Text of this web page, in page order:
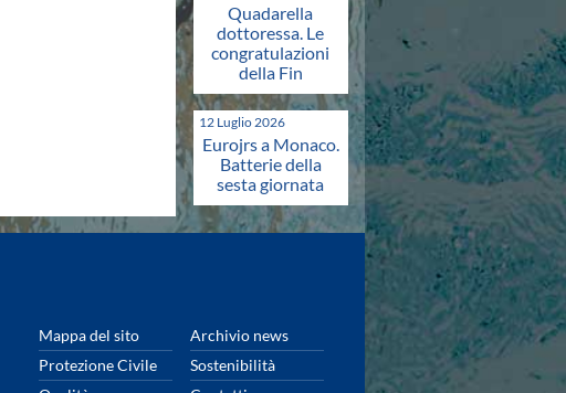
Quadarella
dottoressa. Le
congratulazioni
della Fin
12 Luglio 2026
Eurojrs a Monaco.
Batterie della
sesta giornata
Mappa del sito
Archivio news
Protezione Civile
Sostenibilità